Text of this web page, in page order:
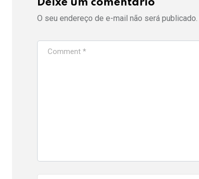
Deixe um comentário
O seu endereço de e-mail não será publicado.